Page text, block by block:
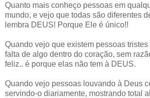
Quanto mais conheço pessoas em
mundo, e vejo que todas são diferentes
lembra DEUS! Porque Ele é único!!
Quando vejo que existem pessoas
falta de algo dentro do coração, sem
feliz.. é porque elas não tem à DEUS.
Quando vejo pessoas louvando à Deus
servindo-o diariamente, mostrando total